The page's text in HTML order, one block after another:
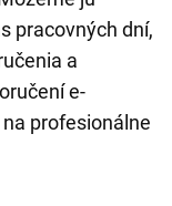
pracovných dní,
a
e-
profesionálne